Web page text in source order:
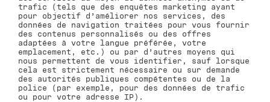
trafic (tels que des enquêtes marketing ayant
pour objectif d’améliorer nos services, des
données de navigation traitées pour vous fournir
des contenus personnalisés ou des offres
adaptées à votre langue préférée, votre
emplacement, etc.) ou par d’autres moyens qui
nous permettent de vous identifier, sauf lorsque
cela est strictement nécessaire ou sur demande
des autorités publiques compétentes ou de la
police (par exemple, pour des données de trafic
ou pour votre adresse IP).